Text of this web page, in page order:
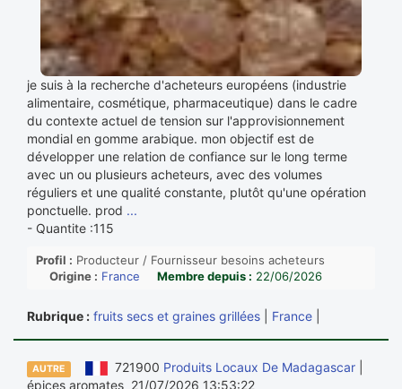
je suis à la recherche d'acheteurs européens (industrie
alimentaire, cosmétique, pharmaceutique) dans le cadre
du contexte actuel de tension sur l'approvisionnement
mondial en gomme arabique. mon objectif est de
développer une relation de confiance sur le long terme
avec un ou plusieurs acheteurs, avec des volumes
réguliers et une qualité constante, plutôt qu'une opération
ponctuelle. prod ...
- Quantite :115
Profil : Producteur / Fournisseur besoins acheteurs
Origine : France Membre depuis : 22/06/2026
Rubrique : fruits secs et graines grillées France
AUTRE 721900 Produits Locaux De Madagascar|
épices aromates 21/07/2026 13:53:22